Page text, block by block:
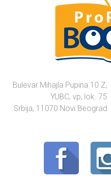
Bulevar Mihajla Pupina 10 Z,
YUBC, vp, lok. 75
Srbija, 11070 Novi Beograd